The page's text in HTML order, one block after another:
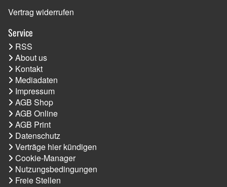
Vertrag widerrufen
Service
RSS
About us
Kontakt
Mediadaten
Impressum
AGB Shop
AGB Online
AGB Print
Datenschutz
Verträge hier kündigen
Cookie-Manager
Nutzungsbedingungen
Freie Stellen